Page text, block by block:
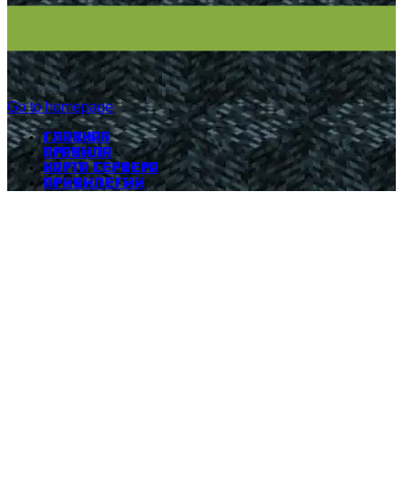
Go to homepage
Главная
Правила
Карта сервера
Привилегии